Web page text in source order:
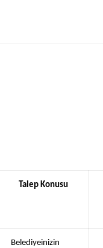
Talep Konusu
Belediyeinizin